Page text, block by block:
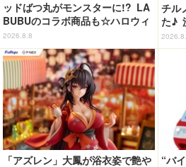
ッドばつ丸がモンスターに!? LA
BUBUのコラボ商品も☆ハロウィ
ーングッズ情報が到着【サンリオ
ピューロランド】
2026.8.8
チル
た♪
続け
ゃう
「アズレン」大鳳が浴衣姿で艶や
“バ